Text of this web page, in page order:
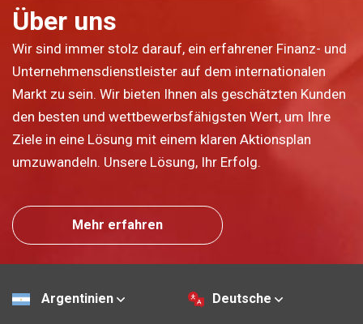
Über uns
Wir sind immer stolz darauf, ein erfahrener Finanz- und
Unternehmensdienstleister auf dem internationalen
Markt zu sein. Wir bieten Ihnen als geschätzten Kunden
den besten und wettbewerbsfähigsten Wert, um Ihre
Ziele in eine Lösung mit einem klaren Aktionsplan
umzuwandeln. Unsere Lösung, Ihr Erfolg.
Mehr erfahren
Argentinien Deutsche